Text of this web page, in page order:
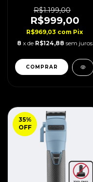
R$1.199,00
R$999,00
R$969,03 com Pix
8 x de R$124,88 sem juros
35%
OFF